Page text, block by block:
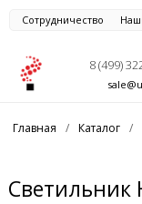
Сотрудничество
8 (499)
Главная / Каталог /
Светильник